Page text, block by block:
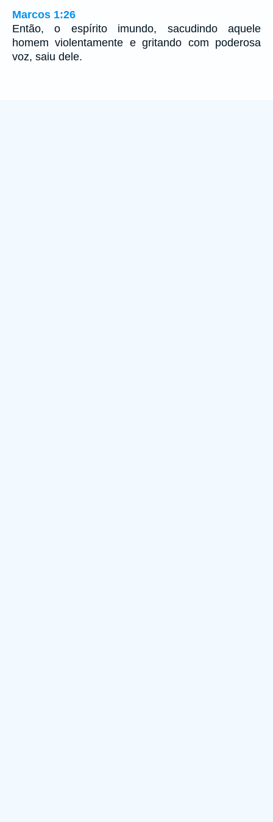
Marcos 1:26
Então, o espírito imundo, sacudindo aquele
homem violentamente e gritando com poderosa
voz, saiu dele.